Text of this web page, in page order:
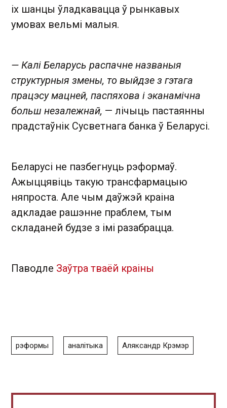
іх шанцы ўладкавацца ў рынкавых
умовах вельмі малыя.
— Калі Беларусь распачне названыя
структурныя змены, то выйдзе з гэтага
працэсу мацней, паспяхова і эканамічна
больш незалежнай, — лічыць пастаянны
прадстаўнік Сусветнага банка ў Беларусі.
Беларусі не пазбегнуць рэформаў.
Ажыццявіць такую ​​трансфармацыю
няпроста. Але чым даўжэй краіна
адкладае рашэнне праблем, тым
складаней будзе з імі разабрацца.
Паводле Заўтра тваёй краіны
рэформы аналітыка Аляксандр Крэмэр